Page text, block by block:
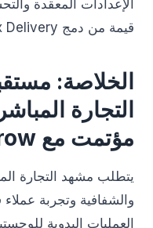
الإعدادات المعقدة
قيمة من دمج Navex Delivery الخاص بك.
الخلاصة:
مؤتمت مع eGrow
والشفافية وتجربة عملاء